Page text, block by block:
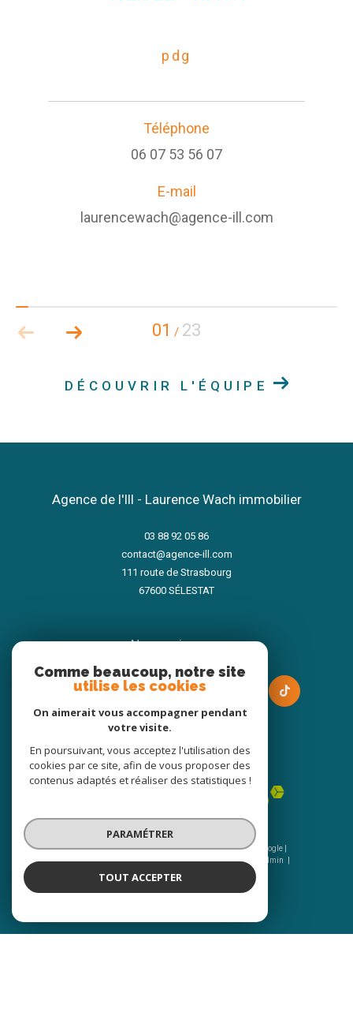
pdg
Téléphone
06 07 53 56 07
E-mail
laurencewach@agence-ill.com
01 / 23
DÉCOUVRIR L'ÉQUIPE
Agence de l'Ill - Laurence Wach immobilier
03 88 92 05 86
contact@agence-ill.com
111 route de Strasbourg
67600
SÉLESTAT
nous suivre sur
Adhérents
© 2026 | Tous droits réservés | Traduction powered by Google |
Nos honoraires
Plan du site Mentions légales
Admin
Comme beaucoup, notre site
utilise les cookies
On aimerait vous accompagner pendant
votre visite.
En poursuivant, vous acceptez l'utilisation des
cookies par ce site, afin de vous proposer des
contenus adaptés et réaliser des statistiques !
PARAMÉTRER
TOUT ACCEPTER